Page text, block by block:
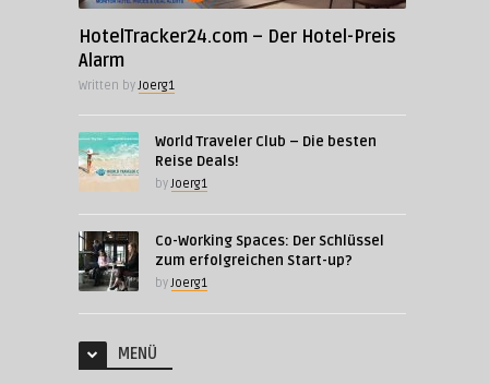
HotelTracker24.com – Der Hotel-Preis
Alarm
Written byJoerg1
World Traveler Club – Die besten
Reise Deals!
byJoerg1
Co-Working Spaces: Der Schlüssel
zum erfolgreichen Start-up?
byJoerg1
MENÜ